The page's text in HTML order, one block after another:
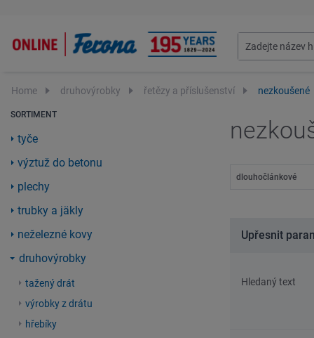
Home druhovýrobky řetězy a příslušenství nezkoušené
SORTIMENT
tyče
výztuž do betonu
plechy
trubky a jäkly
neželezné kovy
druhovýrobky
tažený drát
výrobky z drátu
hřebíky
dlouhočlánkové
Upřesnit
Hledaný text